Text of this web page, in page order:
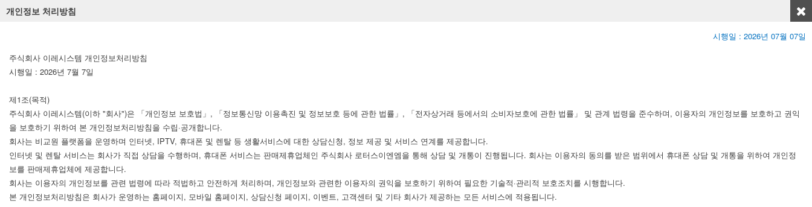
개인정보 처리방침
시행일 : 2026년 07월 07일
주식회사 이레시스템 개인정보처리방침
시행일 : 2026년 7월 7일
제1조(목적)
주식회사 이레시스템(이하 "회사")은 「개인정보 보호법」, 「정보통신망 이용촉진 및 정보보호 등에 관한 법률」, 「전자상거래 등에서의 소비자보호에 관한 법률」 및 관계 법령을 준수하며, 이용자의 개인정보를 보호하고 권익
을 보호하기 위하여 본 개인정보처리방침을 수립·공개합니다.
회사는 비교원 플랫폼을 운영하며 인터넷, IPTV, 휴대폰 및 렌탈 등 생활서비스에 대한 상담신청, 정보 제공 및 서비스 연계를 제공합니다.
인터넷 및 렌탈 서비스는 회사가 직접 상담을 수행하며, 휴대폰 서비스는 판매제휴업체인 주식회사 로터스이엔엠을 통해 상담 및 개통이 진행됩니다. 회사는 이용자의 동의를 받은 범위에서 휴대폰 상담 및 개통을 위하여 개인정
보를 판매제휴업체에 제공합니다.
회사는 이용자의 개인정보를 관련 법령에 따라 적법하고 안전하게 처리하며, 개인정보와 관련한 이용자의 권익을 보호하기 위하여 필요한 기술적·관리적 보호조치를 시행합니다.
본 개인정보처리방침은 회사가 운영하는 홈페이지, 모바일 홈페이지, 상담신청 페이지, 이벤트, 고객센터 및 기타 회사가 제공하는 모든 서비스에 적용됩니다.